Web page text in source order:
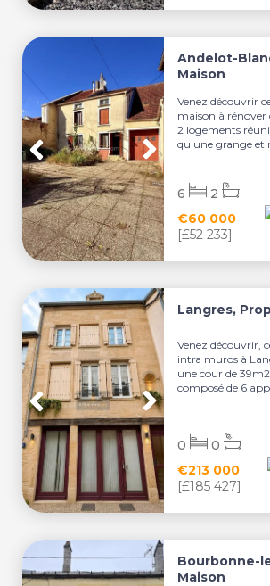
Andelot-
Maison
Venez découvrir
maison à
2 logements
qu'une grange et
€60 000
[£52 233]
6 2
Langres,
Venez découvrir,
intra muros à
une cour de
composé de 6
€213 000
[£185 427]
0 0
Bourbonne-
Maison